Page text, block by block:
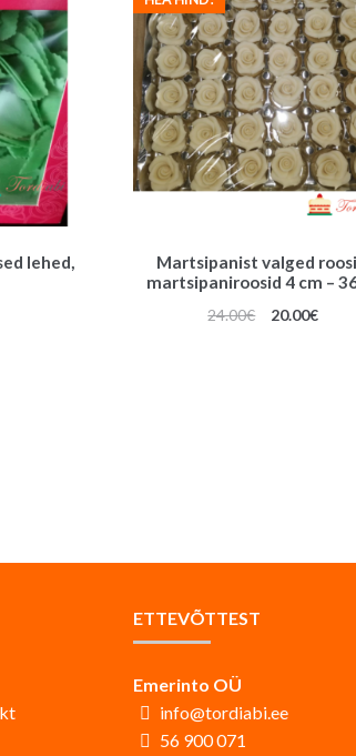
lehed,
Martsipanist valged
martsipaniroosid 4 cm –
24.00€
Algne
20.00€
ETTEVÕTTEST
Emerinto OÜ
info@tordiabi.ee
56 900 071